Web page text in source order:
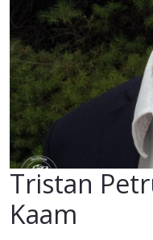
Tristan
Kaam